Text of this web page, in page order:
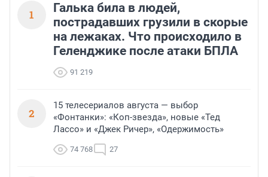
1
Галька била в людей,
пострадавших грузили в скорые
на лежаках. Что происходило в
Геленджике после атаки БПЛА
91 219
2
15 телесериалов августа — выбор
«Фонтанки»: «Коп-звезда», новые «Тед
Лассо» и «Джек Ричер», «Одержимость»
74 768 27